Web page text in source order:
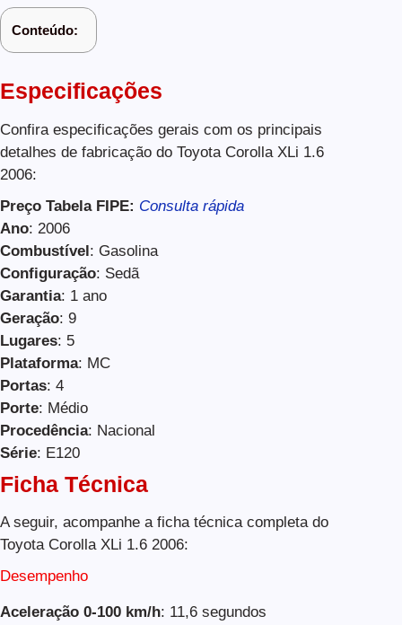
Conteúdo:
Especificações
Confira especificações gerais com os principais
detalhes de fabricação do Toyota Corolla XLi 1.6
2006:
Preço Tabela FIPE: Consulta rápida
Ano: 2006
Combustível: Gasolina
Configuração: Sedã
Garantia: 1 ano
Geração: 9
Lugares: 5
Plataforma: MC
Portas: 4
Porte: Médio
Procedência: Nacional
Série: E120
Ficha Técnica
A seguir, acompanhe a ficha técnica completa do
Toyota Corolla XLi 1.6 2006:
Desempenho
Aceleração 0-100 km/h: 11,6 segundos